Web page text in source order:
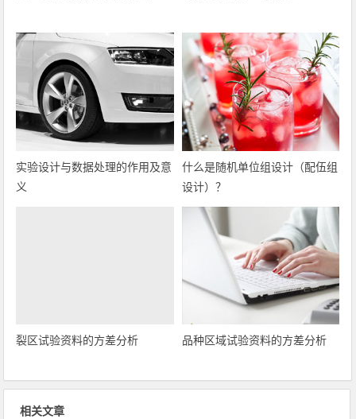
实验设计与数据处理的作用及意
义
什么是随机单位组设计（配伍组
设计）？
裂区试验资料的方差分析 品种区域试验资料的方差分析
相关文章